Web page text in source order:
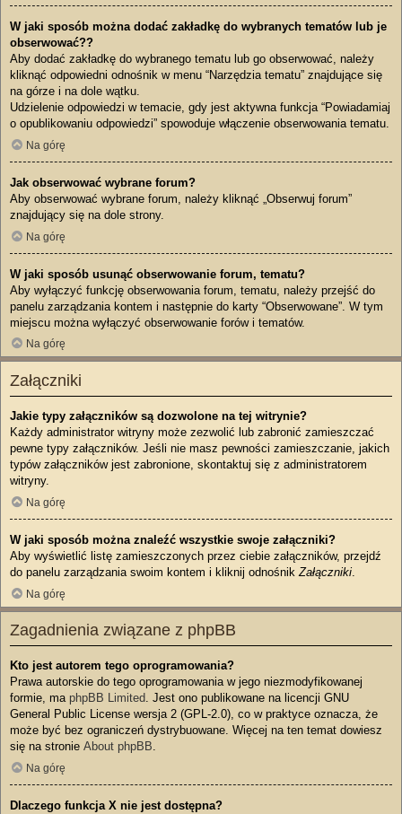
W jaki sposób można dodać zakładkę do wybranych tematów lub je
obserwować??
Aby dodać zakładkę do wybranego tematu lub go obserwować, należy
kliknąć odpowiedni odnośnik w menu “Narzędzia tematu” znajdujące się
na górze i na dole wątku.
Udzielenie odpowiedzi w temacie, gdy jest aktywna funkcja “Powiadamiaj
o opublikowaniu odpowiedzi” spowoduje włączenie obserwowania tematu.
Na górę
Jak obserwować wybrane forum?
Aby obserwować wybrane forum, należy kliknąć „Obserwuj forum”
znajdujący się na dole strony.
Na górę
W jaki sposób usunąć obserwowanie forum, tematu?
Aby wyłączyć funkcję obserwowania forum, tematu, należy przejść do
panelu zarządzania kontem i następnie do karty “Obserwowane”. W tym
miejscu można wyłączyć obserwowanie forów i tematów.
Na górę
Załączniki
Jakie typy załączników są dozwolone na tej witrynie?
Każdy administrator witryny może zezwolić lub zabronić zamieszczać
pewne typy załączników. Jeśli nie masz pewności zamieszczanie, jakich
typów załączników jest zabronione, skontaktuj się z administratorem
witryny.
Na górę
W jaki sposób można znaleźć wszystkie swoje załączniki?
Aby wyświetlić listę zamieszczonych przez ciebie załączników, przejdź
do panelu zarządzania swoim kontem i kliknij odnośnikZałączniki.
Na górę
Zagadnienia związane z phpBB
Kto jest autorem tego oprogramowania?
Prawa autorskie do tego oprogramowania w jego niezmodyfikowanej
formie, ma phpBB Limited. Jest ono publikowane na licencji GNU
General Public License wersja 2 (GPL-2.0), co w praktyce oznacza, że
może być bez ograniczeń dystrybuowane. Więcej na ten temat dowiesz
się na stronie About phpBB.
Na górę
Dlaczego funkcja X nie jest dostępna?